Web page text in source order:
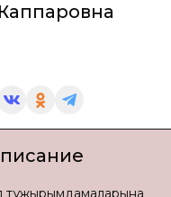
тұжырымдамаларына